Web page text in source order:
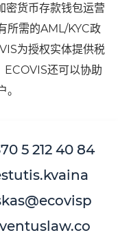
密货币存款钱包运营
所需的AML/KYC政
为授权实体提供税
ECOVIS还可以协助
5 212 40 84